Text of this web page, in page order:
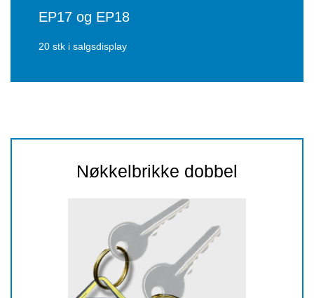
EP17 og EP18
20 stk i salgsdisplay
Nøkkelbrikke dobbel